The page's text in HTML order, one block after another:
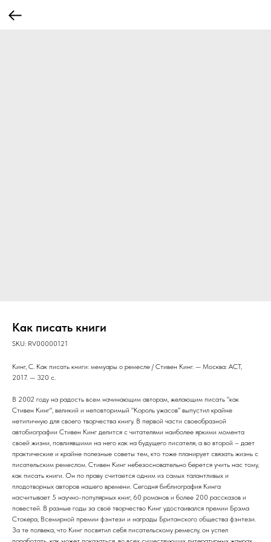
Как писать книги
SKU: RV00000121
Кинг, С. Как писать книги: мемуары о ремесле / Стивен Кинг. — Москва: АСТ,
2017. — 320 с.
В 2002 году на радость всем начинающим авторам, желающим писать "как
Стивен Кинг", великий и неповторимый "Король ужасов" выпустил крайне
нетипичную для своего творчества книгу. В первой части своеобразной
автобиографии Стивен Кинг делится с читателями наиболее яркими момента
своей жизни, повлиявшими на него как на будущего писателя, а во второй – дает
практические и крайне полезные советы тем, кто тоже планирует связать жизнь с
писательским ремеслом. Стивен Кинг небезосновательно берется учить нас тому,
как писать книги. Он по праву считается одним из самых талантливых и
плодотворных авторов нашего времени. Сегодня библиография Кинга
насчитывает 5 научно-популярных книг, 60 романов и более 200 рассказов и
повестей. В разные годы за своё творчество Кинг удостаивался премии Брэма
Стокера, Всемирной премии фэнтези и награды Британского общества фэнтези.
За те полвека, что Кинг посвятил себя писательскому ремеслу, он успел